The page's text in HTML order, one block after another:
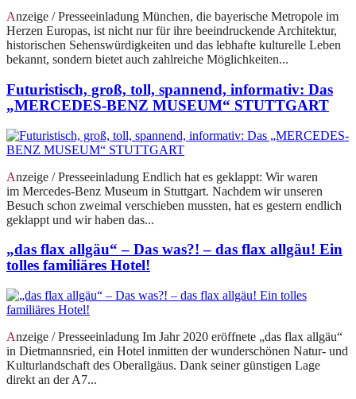
Anzeige / Presseeinladung München, die bayerische Metropole im
Herzen Europas, ist nicht nur für ihre beeindruckende Architektur,
historischen Sehenswürdigkeiten und das lebhafte kulturelle Leben
bekannt, sondern bietet auch zahlreiche Möglichkeiten...
Futuristisch, groß, toll, spannend, informativ: Das
„MERCEDES-BENZ MUSEUM“ STUTTGART
Anzeige / Presseeinladung Endlich hat es geklappt: Wir waren
im Mercedes-Benz Museum in Stuttgart. Nachdem wir unseren
Besuch schon zweimal verschieben mussten, hat es gestern endlich
geklappt und wir haben das...
„das flax allgäu“ – Das was?! – das flax allgäu! Ein
tolles familiäres Hotel!
Anzeige / Presseeinladung Im Jahr 2020 eröffnete „das flax allgäu“
in Dietmannsried, ein Hotel inmitten der wunderschönen Natur- und
Kulturlandschaft des Oberallgäus. Dank seiner günstigen Lage
direkt an der A7...